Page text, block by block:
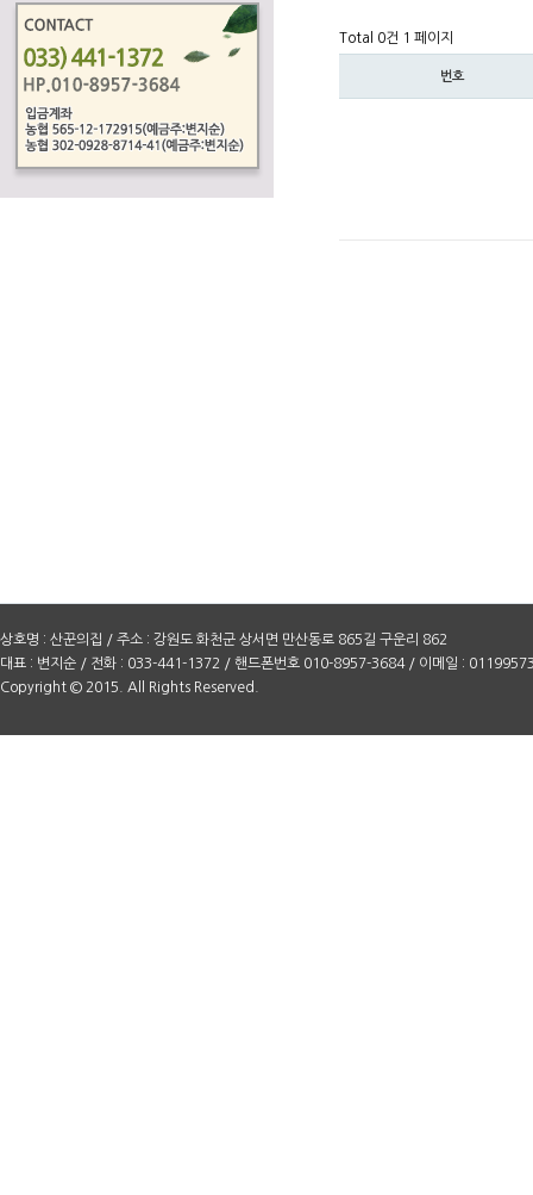
Total 0건 1 페이지
번호
상호명 : 산꾼의집 / 주소 : 강원도 화천군 상서면 만산동로 865길 구운리 862
대표 : 변지순 / 전화 : 033-441-1372 / 핸드폰번호 010-8957-3684 / 이메일 :
Copyright © 2015. All Rights Reserved.